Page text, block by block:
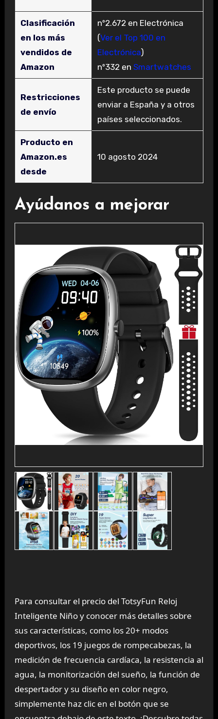
Clasificación
en los más
vendidos de
Amazon
nº2.672 en Electrónica
(Ver el Top 100 en
Electrónica)
nº332 en Smartwatches
Restricciones
de envío
Este producto se puede
enviar a España y a otros
países seleccionados.
Producto en
Amazon.es
desde
10 agosto 2024
Ayúdanos a mejorar
Para consultar el precio del TotsyFun Reloj
Inteligente Niño y conocer más detalles sobre
sus características, como los 20+ modos
deportivos, los 19 juegos de rompecabezas, la
medición de frecuencia cardíaca, la resistencia al
agua, la monitorización del sueño, la función de
despertador y su diseño en color negro,
simplemente haz clic en el botón que se